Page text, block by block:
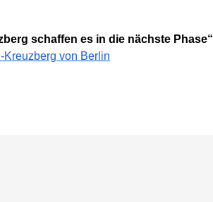
schaffen es in die nächste Phase“
von Berlin